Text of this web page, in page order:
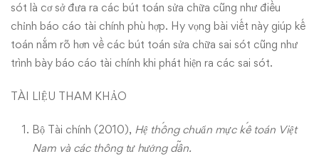
sót là cơ sở đưa ra các bút toán sửa chữa cũng như điều
chỉnh báo cáo tài chính phù hợp. Hy vọng bài viết này giúp kế
toán nắm rõ hơn về các bút toán sửa chữa sai sót cũng như
trình bày báo cáo tài chính khi phát hiện ra các sai sót.
TÀI LIỆU THAM KHẢO
Bộ Tài chính (2010), Hệ thống chuẩn mực kế toán Việt
Nam và các thông tư hướng dẫn.